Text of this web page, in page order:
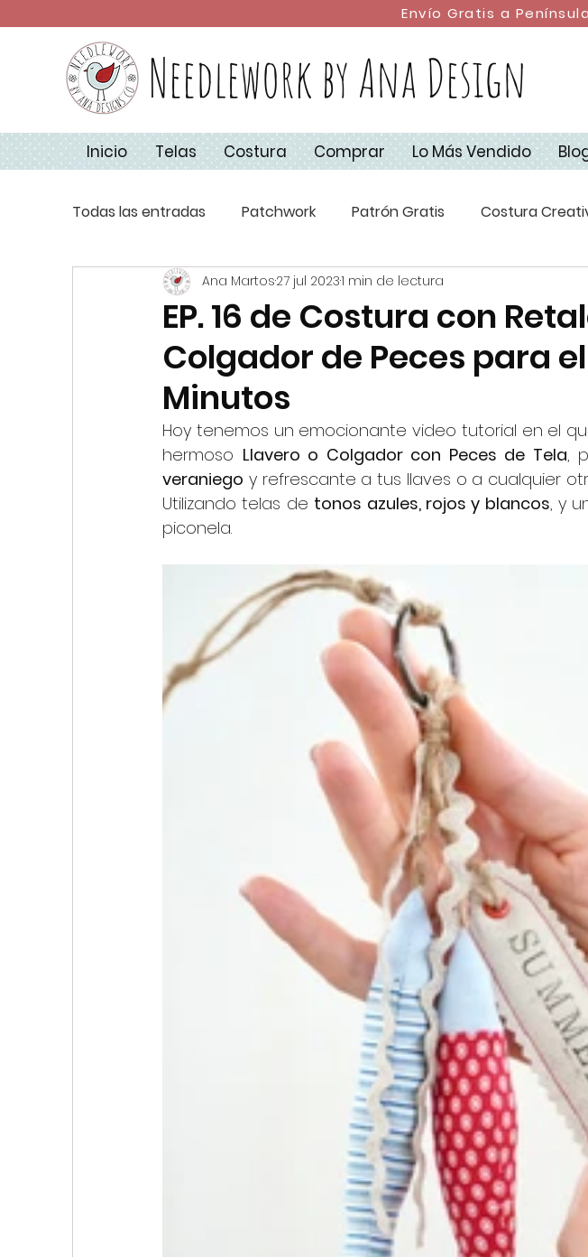
Envío Gratis a
Needlework by Ana Design
Inicio Telas Costura Comprar Lo Más Vendido
Todas las entradas Patchwork Patrón Gratis Costura
Técnicas de Costura Apliquick Costura con Retales
Básicos de Costura Navidad Campus de
My First Stitches
EP. 16 de Costura con
Colgador de Peces para
Minutos
Ana Martos27 jul 20231 min de lectura
Hoy tenemos un emocionante video tutorial en el
hermoso Llavero o Colgador con Peces de Tela,
veraniego y refrescante a tus llaves o a cualquier
Utilizando telas de tonos azules, rojos y blancos, y
piconela.